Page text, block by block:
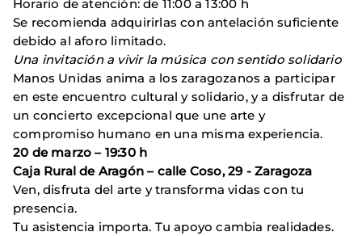
Horario de atención: de 11:00 a 13:00 h
Se recomienda adquirirlas con antelación suficiente
debido al aforo limitado.
Una invitación a vivir la música con sentido solidario
Manos Unidas anima a los zaragozanos a participar
en este encuentro cultural y solidario, y a disfrutar de
un concierto excepcional que une arte y
compromiso humano en una misma experiencia.
20 de marzo – 19:30 h
Caja Rural de Aragón – calle Coso, 29 - Zaragoza
Ven, disfruta del arte y transforma vidas con tu
presencia.
Tu asistencia importa. Tu apoyo cambia realidades.